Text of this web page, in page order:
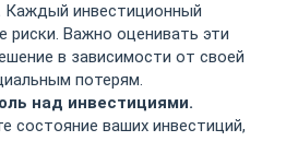
Каждый инвестиционный
риски. Важно оценивать эти
в зависимости от своей
потерям.
над инвестициями.
состояние ваших инвестиций,